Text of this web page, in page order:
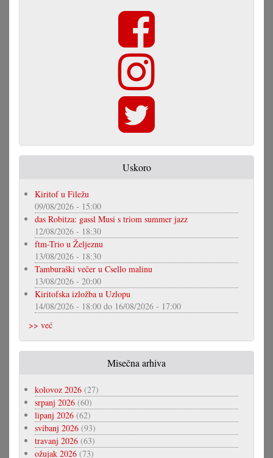
Uskoro
Kiritof u Filežu
09/08/2026 - 15:00
das Robitza: gassl Musi s triom summer jazz
12/08/2026 - 18:30
ftm-Trio u Željeznu
13/08/2026 - 18:30
Tamburaški večer u Csello malinu
13/08/2026 - 20:00
Kiritofska izložba u Uzlopu
14/08/2026 - 18:00 do 16/08/2026 - 17:00
>> već
Misečna arhiva
kolovoz 2026 (27)
srpanj 2026 (60)
lipanj 2026 (62)
svibanj 2026 (93)
travanj 2026 (63)
ožujak 2026 (73)